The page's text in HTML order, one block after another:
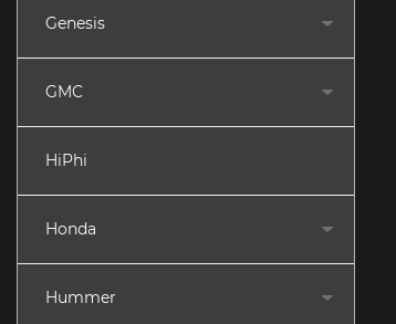
Genesis
GMC
HiPhi
Honda
Hummer